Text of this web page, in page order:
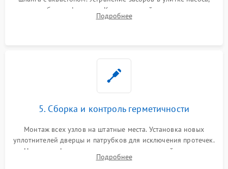
патрубках и фильтрах. Компонентный ремонт платы
управления, восстановление поврежденной проводки.
Подробнее
5. Сборка и контроль герметичности
Монтаж всех узлов на штатные места. Установка новых
уплотнителей дверцы и патрубков для исключения протечек.
Надежная фиксация хомутов гидравлической системы,
сборка корпуса и установка датчика поплавка.
Подробнее